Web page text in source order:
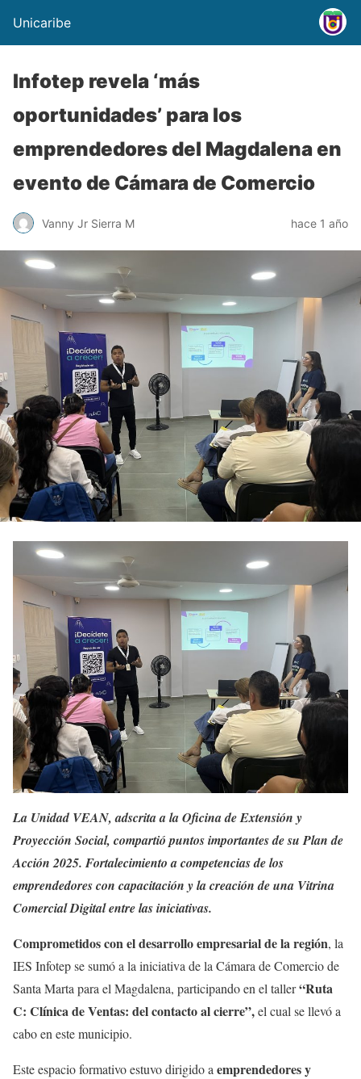
Unicaribe
Infotep revela ‘más
oportunidades’ para los
emprendedores del Magdalena en
evento de Cámara de Comercio
Vanny Jr Sierra M hace 1 año
La Unidad VEAN, adscrita a la Oficina de Extensión y
Proyección Social, compartió puntos importantes de su Plan de
Acción 2025. Fortalecimiento a competencias de los
emprendedores con capacitación y la creación de una Vitrina
Comercial Digital entre las iniciativas.
Comprometidos con el desarrollo empresarial de la región, la
IES Infotep se sumó a la iniciativa de la Cámara de Comercio de
Santa Marta para el Magdalena, participando en el taller“Ruta
C: Clínica de Ventas: del contacto al cierre”,el cual se llevó a
cabo en este municipio.
Este espacio formativo estuvo dirigido a emprendedores y